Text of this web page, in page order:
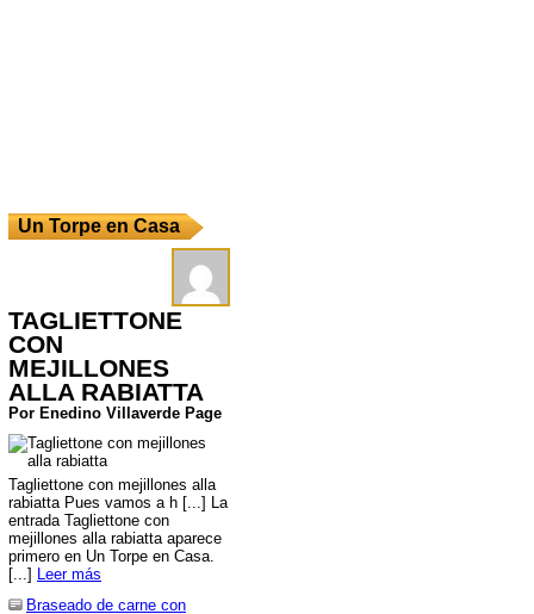
Un Torpe en Casa
TAGLIETTONE
CON
MEJILLONES
ALLA RABIATTA
Por Enedino Villaverde Page
Tagliettone con mejillones alla
rabiatta Pues vamos a h [...] La
entrada Tagliettone con
mejillones alla rabiatta aparece
primero en Un Torpe en Casa.
[...] Leer más
Braseado de carne con